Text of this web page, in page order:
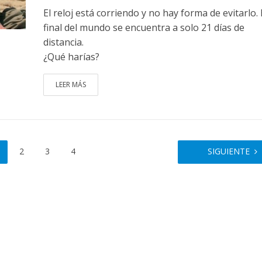
El reloj está corriendo y no hay forma de evitarlo.
final del mundo se encuentra a solo 21 días de
distancia.
¿Qué harías?
LEER MÁS
2 3 4 SIGUIENTE